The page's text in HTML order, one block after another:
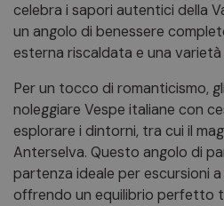
celebra i sapori autentici della
un angolo di benessere
esterna riscaldata e una varietà
Per un tocco di romanticismo,
noleggiare Vespe italiane con
esplorare i dintorni, tra cui il
Anterselva. Questo angolo di
partenza ideale per escursioni
offrendo un equilibrio perfetto